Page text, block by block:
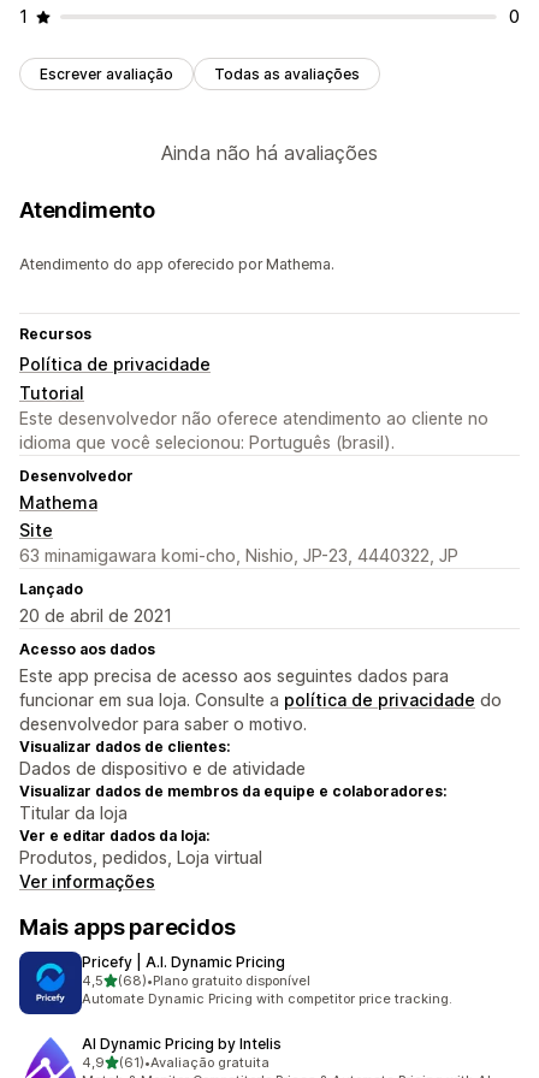
1 0
Escrever avaliação Todas as avaliações
Ainda não há avaliações
Atendimento
Atendimento do app oferecido por Mathema.
Recursos
Política de privacidade
Tutorial
Este desenvolvedor não oferece atendimento ao cliente no
idioma que você selecionou: Português (brasil).
Desenvolvedor
Mathema
Site
63 minamigawara komi-cho, Nishio, JP-23, 4440322, JP
Lançado
20 de abril de 2021
Acesso aos dados
Este app precisa de acesso aos seguintes dados para
funcionar em sua loja. Consulte a política de privacidade do
desenvolvedor para saber o motivo.
Visualizar dados de clientes:
Dados de dispositivo e de atividade
Visualizar dados de membros da equipe e colaboradores:
Titular da loja
Ver e editar dados da loja:
Produtos, pedidos, Loja virtual
Ver informações
Mais apps parecidos
Pricefy | A.I. Dynamic Pricing
4,5de 5 estrelas
(68)
68 avaliações ao todo
•Plano gratuito disponível
Automate Dynamic Pricing with competitor price tracking.
AI Dynamic Pricing by Intelis
4,9de 5 estrelas
(61)
61 avaliações ao todo
•Avaliação gratuita